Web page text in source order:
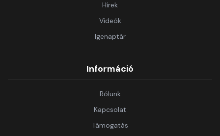
Hírek
Videók
Igenaptár
Információ
Rólunk
Kapcsolat
Támogatás